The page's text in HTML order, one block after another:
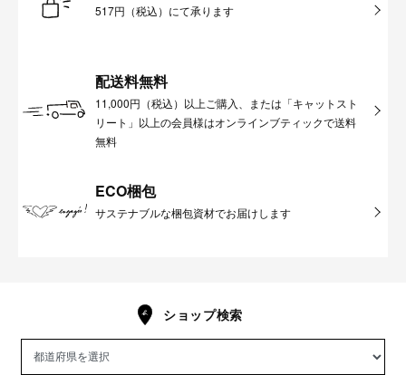
517円（税込）にて承ります
配送料無料
11,000円（税込）以上ご購入、または「キャットスト
リート」以上の会員様はオンラインブティックで送料
無料
ECO梱包
サステナブルな梱包資材でお届けします
ショップ検索